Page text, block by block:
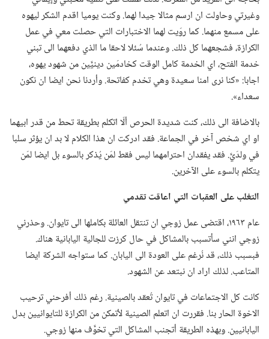
وغيرتي وحاولت ان ارسم مثالا جيدا لهما.‏ وكنت يوميا اقدم الشكر ليهوه
على مسمع منهما.‏ كما روَيت لهما الاختبارات التي حصلت معي في عمل
الكرازة،‏ فشجعهما كل ذلك.‏ وعندما سُئلا لاحقا ما الذي دفعهما الى تبني
خدمة الفتح،‏ اي الخدمة كامل الوقت كخادمَين دينيَّين من شهود يهوه،‏
اجابا:‏ «كنا نرى امنا سعيدة وهي تخدم كفاتحة.‏ وأردنا نحن ايضا ان نكون
سعداء».‏
بالاضافة الى ذلك،‏ كنت شديدة الحرص ألّا اتكلم بطريقة تحط من قدر ابيهما
او اي شخص آخر في الجماعة.‏ فقد ادركت ان هذا الكلام لا بد ان يؤثر سلبا
في ولدَيَّ.‏ فقد يفقدان احترامهما ليس فقط لمَن يُذكر بالسوء بل ايضا لمَن
يتكلم بالسوء على الآخرين.‏
التغلب على العقبات التي اعاقت تقدمي
عام ١٩٦٣،‏ اقتضى عمل زوجي ان تنتقل العائلة بكاملها الى تايوان.‏ وحذرني
زوجي انني سأتسبب بالمشاكل في حال كرزت للجالية اليابانية هناك.‏
فبسبب ذلك،‏ قد نُرغم على العودة الى اليابان.‏ كما ستواجه الشركة ايضا
المتاعب.‏ لذلك اراد ان نبتعد عن الشهود.‏
كانت كل الاجتماعات في تايوان تُعقد بالصينية.‏ رغم ذلك أفرحني ترحيب
الاخوة الحار بنا.‏ فقررت ان اتعلم الصينية لأتمكن من الكرازة للتايوانيين بدل
اليابانيين.‏ وبهذه الطريقة أتجنب المشاكل التي تخوَّف منها زوجي.‏